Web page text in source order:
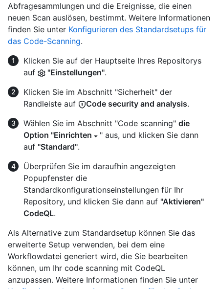
Abfragesammlungen und die Ereignisse, die einen
neuen Scan auslösen, bestimmt. Weitere Informationen
finden Sie unter Konfigurieren des Standardsetups für
das Code-Scanning.
Klicken Sie auf der Hauptseite Ihres Repositorys
auf
"Einstellungen".
Klicken Sie im Abschnitt "Sicherheit" der
Randleiste auf
Code security and analysis.
Wählen Sie im Abschnitt "Code scanning" die
Option "Einrichten
" aus, und klicken Sie dann
auf "Standard".
Überprüfen Sie im daraufhin angezeigten
Popupfenster die
Standardkonfigurationseinstellungen für Ihr
Repository, und klicken Sie dann auf "Aktivieren"
CodeQL.
Als Alternative zum Standardsetup können Sie das
erweiterte Setup verwenden, bei dem eine
Workflowdatei generiert wird, die Sie bearbeiten
können, um Ihr code scanning mit CodeQL
anzupassen. Weitere Informationen finden Sie unter